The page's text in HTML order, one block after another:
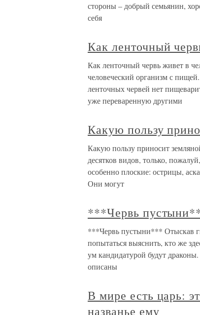
стороны – добрый семьянин,
себя
Как ленточный
Как ленточный червь живет в
человеческий организм с
ленточных червей нет
уже переваренную другими
Какую пользу
Какую пользу приносит
десятков видов, только,
особенно плоские: острицы,
Они могут
***Червь
***Червь пустыни*** Отыскав
попытаться выяснить, кто же
ум кандидатурой будут
описаны
В мире есть царь:
названье ему